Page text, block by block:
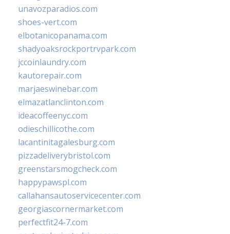
unavozparadios.com
shoes-vert.com
elbotanicopanama.com
shadyoaksrockportrvpark.com
jccoinlaundry.com
kautorepair.com
marjaeswinebar.com
elmazatlanclinton.com
ideacoffeenyc.com
odieschillicothe.com
lacantinitagalesburg.com
pizzadeliverybristol.com
greenstarsmogcheck.com
happypawspl.com
callahansautoservicecenter.com
georgiascornermarket.com
perfectfit24-7.com